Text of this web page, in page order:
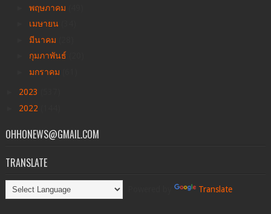
พฤษภาคม
เมษายน
มีนาคม
กุมภาพันธ์
มกราคม
2023
2022
OHHONEWS@GMAIL.COM
TRANSLATE
Translate